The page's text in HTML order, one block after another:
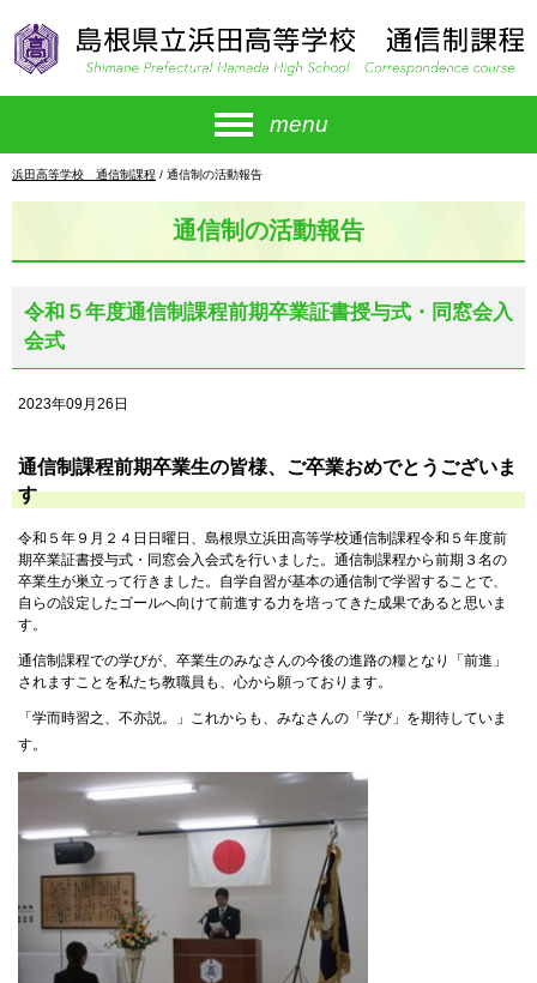
menu
現
浜田高等学校 通信制課程 / 通信制の活動報告
通信制の活動報告
令和５年度通信制課程前期卒業証書授与式・同窓会入
会式
2023年09月26日
通信制課程前期卒業生の皆様、ご卒業おめでとうございま
す
令和５年９月２４日日曜日、島根県立浜田高等学校通信制課程令和５年度前
期卒業証書授与式・同窓会入会式を行いました。通信制課程から前期３名の
卒業生が巣立って行きました。自学自習が基本の通信制で学習することで、
自らの設定したゴールへ向けて前進する力を培ってきた成果であると思いま
す。
通信制課程での学びが、卒業生のみなさんの今後の進路の糧となり「前進」
されますことを私たち教職員も、心から願っております。
「学而時習之、不亦説。」これからも、みなさんの「学び」を期待していま
す。